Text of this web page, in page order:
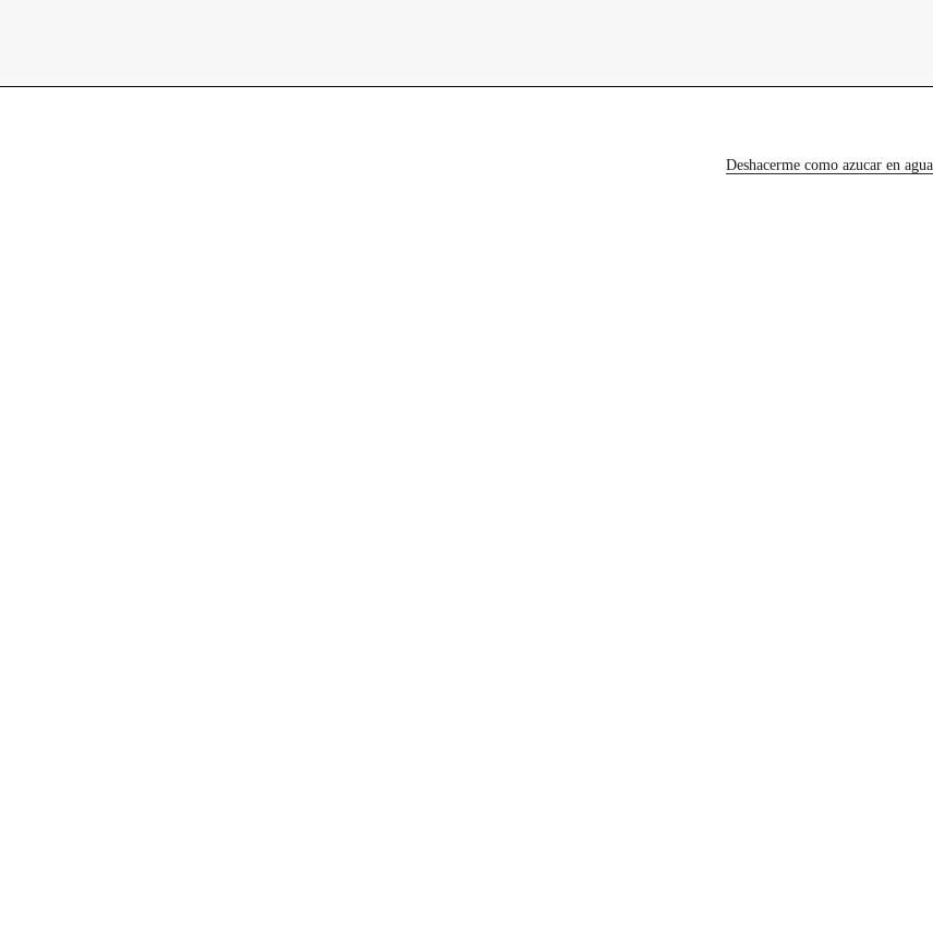
Deshacerme como azucar en agua